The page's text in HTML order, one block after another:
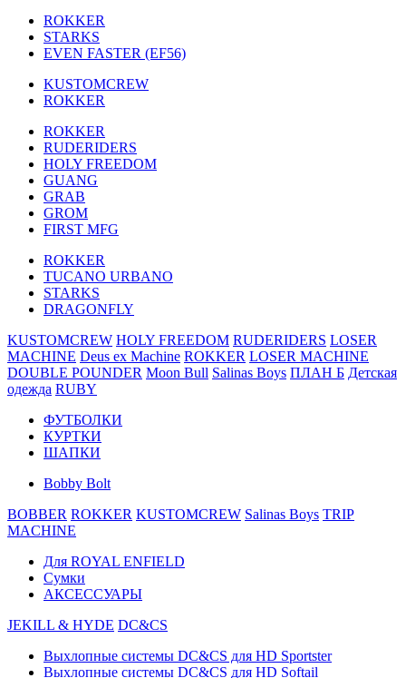
ROKKER
STARKS
EVEN FASTER (EF56)
KUSTOMCREW
ROKKER
ROKKER
RUDERIDERS
HOLY FREEDOM
GUANG
GRAB
GROM
FIRST MFG
ROKKER
TUCANO URBANO
STARKS
DRAGONFLY
KUSTOMCREW HOLY FREEDOM RUDERIDERS LOSER
MACHINE Deus ex Machine ROKKER LOSER MACHINE
DOUBLE POUNDER Moon Bull Salinas Boys ПЛАН Б Детская
одежда RUBY
ФУТБОЛКИ
КУРТКИ
ШАПКИ
Bobby Bolt
BOBBER ROKKER KUSTOMCREW Salinas Boys TRIP
MACHINE
Для ROYAL ENFIELD
Сумки
АКСЕССУАРЫ
JEKILL & HYDE DC&CS
Выхлопные системы DC&CS для HD Sportster
Выхлопные системы DC&CS для HD Softail